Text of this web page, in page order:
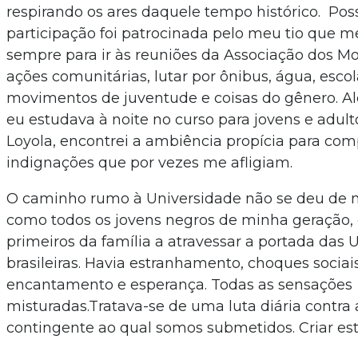
respirando os ares daquele tempo histórico.
participação foi patrocinada pelo meu tio que
sempre para ir às reuniões da Associação dos
ações comunitárias, lutar por ônibus, água,
movimentos de juventude e coisas do gênero.
eu estudava à noite no curso para jovens e
Loyola, encontrei a ambiência propícia para
indignações que por vezes me afligiam.
O caminho rumo à Universidade não se deu de
como todos os jovens negros de minha geração,
primeiros da família a atravessar a portada das
brasileiras. Havia estranhamento, choques
encantamento e esperança. Todas as sensações
misturadas.Tratava-se de uma luta diária contra
contingente ao qual somos submetidos. Criar